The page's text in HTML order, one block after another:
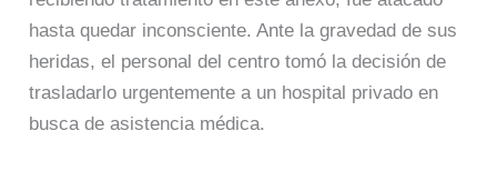
hasta quedar inconsciente. Ante la gravedad de sus
heridas, el personal del centro tomó la decisión de
trasladarlo urgentemente a un hospital privado en
busca de asistencia médica.